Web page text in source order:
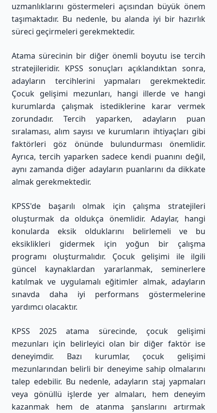
uzmanlıklarını göstermeleri açısından büyük önem
taşımaktadır. Bu nedenle, bu alanda iyi bir hazırlık
süreci geçirmeleri gerekmektedir.
Atama sürecinin bir diğer önemli boyutu ise tercih
stratejileridir. KPSS sonuçları açıklandıktan sonra,
adayların tercihlerini yapmaları gerekmektedir.
Çocuk gelişimi mezunları, hangi illerde ve hangi
kurumlarda çalışmak istediklerine karar vermek
zorundadır. Tercih yaparken, adayların puan
sıralaması, alım sayısı ve kurumların ihtiyaçları gibi
faktörleri göz önünde bulundurması önemlidir.
Ayrıca, tercih yaparken sadece kendi puanını değil,
aynı zamanda diğer adayların puanlarını da dikkate
almak gerekmektedir.
KPSS'de başarılı olmak için çalışma stratejileri
oluşturmak da oldukça önemlidir. Adaylar, hangi
konularda eksik olduklarını belirlemeli ve bu
eksiklikleri gidermek için yoğun bir çalışma
programı oluşturmalıdır. Çocuk gelişimi ile ilgili
güncel kaynaklardan yararlanmak, seminerlere
katılmak ve uygulamalı eğitimler almak, adayların
sınavda daha iyi performans göstermelerine
yardımcı olacaktır.
KPSS 2025 atama sürecinde, çocuk gelişimi
mezunları için belirleyici olan bir diğer faktör ise
deneyimdir. Bazı kurumlar, çocuk gelişimi
mezunlarından belirli bir deneyime sahip olmalarını
talep edebilir. Bu nedenle, adayların staj yapmaları
veya gönüllü işlerde yer almaları, hem deneyim
kazanmak hem de atanma şanslarını artırmak